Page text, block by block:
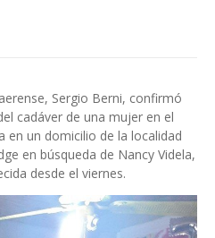
Sergio Berni, confirmó
cadáver de una mujer en el
en un domicilio de la localidad
en búsqueda de Nancy Videla,
desde el viernes.